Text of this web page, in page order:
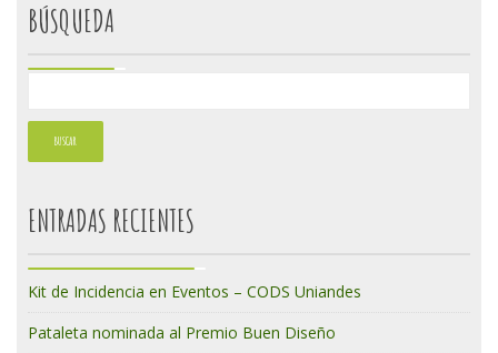
BÚSQUEDA
ENTRADAS RECIENTES
Kit de Incidencia en Eventos – CODS Uniandes
Pataleta nominada al Premio Buen Diseño